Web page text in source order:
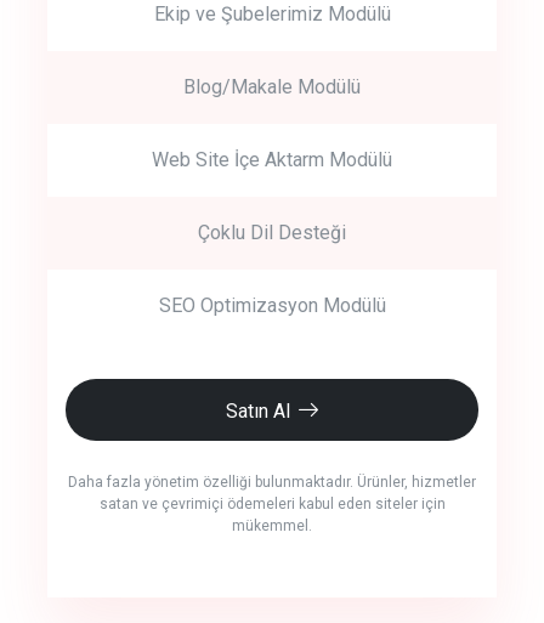
Ekip ve Şubelerimiz Modülü
Blog/Makale Modülü
Web Site İçe Aktarm Modülü
Çoklu Dil Desteği
SEO Optimizasyon Modülü
Satın Al
Daha fazla yönetim özelliği bulunmaktadır. Ürünler, hizmetler
satan ve çevrimiçi ödemeleri kabul eden siteler için
mükemmel.